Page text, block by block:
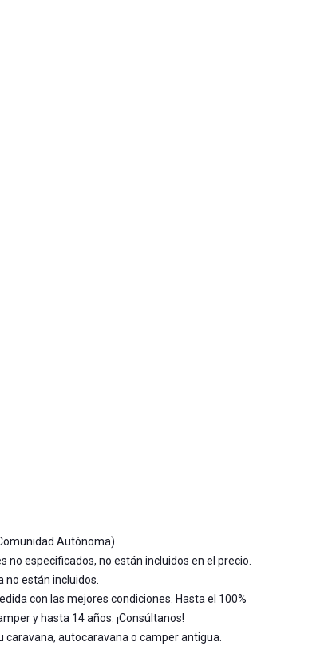
Autónoma)
no especificados, no están incluidos en el precio.
no están incluidos.
con las mejores condiciones. Hasta el 100%
y hasta 14 años. ¡Consúltanos!
autocaravana o camper antigua.